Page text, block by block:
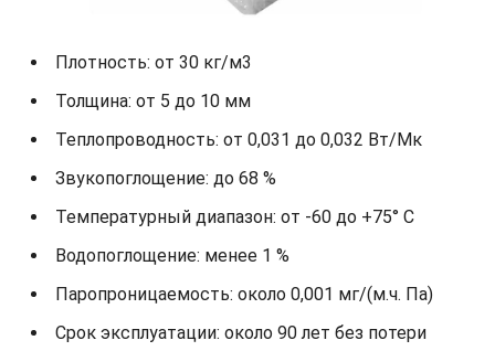
Плотность: от 30 кг/м3
Толщина: от 5 до 10 мм
Теплопроводность: от 0,031 до 0,032 Вт/Мк
Звукопоглощение: до 68 %
Температурный диапазон: от -60 до +75° С
Водопоглощение: менее 1 %
Паропроницаемость: около 0,001 мг/(м.ч. Па)
Срок эксплуатации: около 90 лет без потери